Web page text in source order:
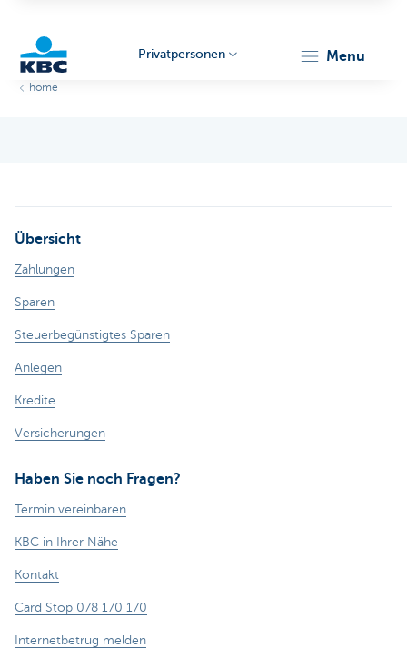
Privatpersonen menu
home
Übersicht
Zahlungen
Sparen
Steuerbegünstigtes Sparen
Anlegen
Kredite
Versicherungen
Haben Sie noch Fragen?
Termin vereinbaren
KBC in Ihrer Nähe
Kontakt
Card Stop 078 170 170
Internetbetrug melden